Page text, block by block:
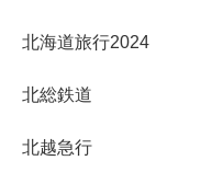
北海道旅行2024
北総鉄道
北越急行